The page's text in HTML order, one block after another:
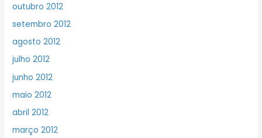
outubro 2012
setembro 2012
agosto 2012
julho 2012
junho 2012
maio 2012
abril 2012
março 2012